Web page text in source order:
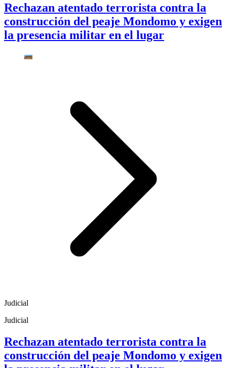
Rechazan atentado terrorista contra la
construcción del peaje Mondomo y exigen
la presencia militar en el lugar
Judicial
Judicial
Rechazan atentado terrorista contra la
construcción del peaje Mondomo y exigen